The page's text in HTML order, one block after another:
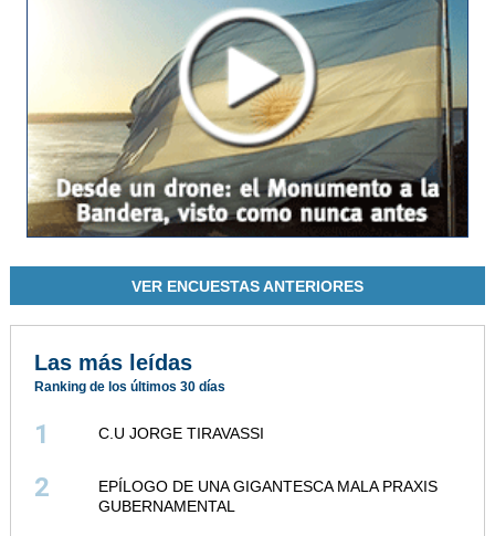
VER ENCUESTAS ANTERIORES
Las más leídas
Ranking de los últimos 30 días
1 C.U JORGE TIRAVASSI
2
EPÍLOGO DE UNA GIGANTESCA MALA PRAXIS
GUBERNAMENTAL